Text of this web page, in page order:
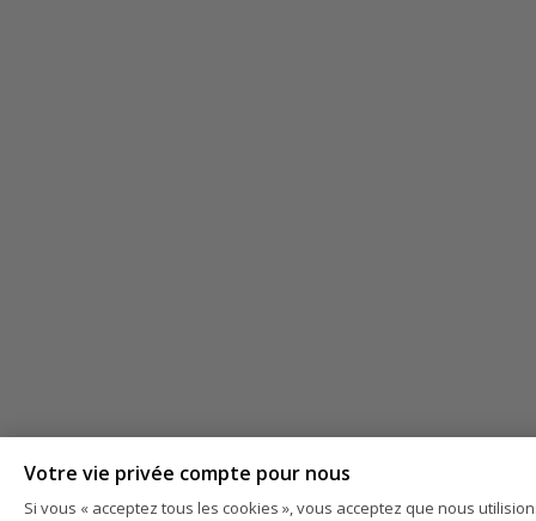
Votre vie privée compte pour nous
Si vous « acceptez tous les cookies », vous acceptez que nous